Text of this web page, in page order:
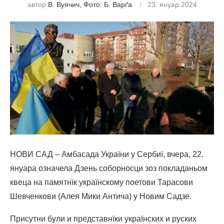
автор В. Вуячич, Фото: Б. Варґа 23. януар 2024
НОВИ САД – Амбасада України у Сербиї, вчера, 22.
януара oзначела Дзень соборносци зоз покладаньом
квеца на памятнїк українскому поетови Тарасови
Шевченкови (Алея Мики Антича) у Новим Садзе.
Присутни були и представнїки українских и руских